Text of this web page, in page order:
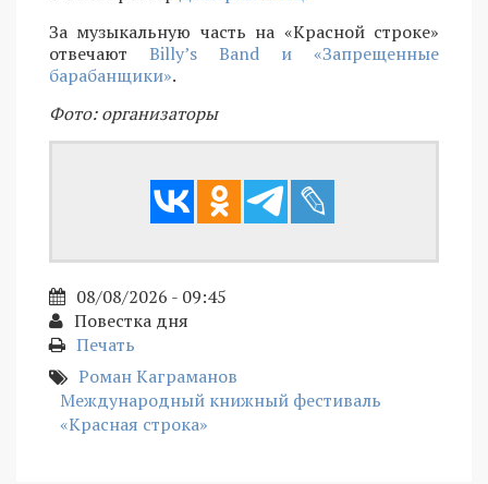
За музыкальную часть на «Красной строке»
отвечают Billy’s Band и «Запрещенные
барабанщики».
Фото: организаторы
08/08/2026 - 09:45
Повестка дня
Печать
Роман Каграманов
Международный книжный фестиваль
«Красная строка»